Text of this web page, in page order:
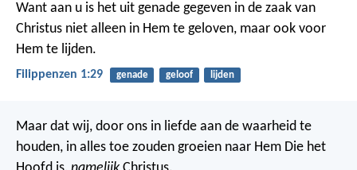
Want aan u is het uit genade gegeven in de zaak van
Christus niet alleen in Hem te geloven, maar ook voor
Hem te lijden.
Filippenzen 1:29 genade geloof lijden
Maar dat wij, door ons in liefde aan de waarheid te
houden, in alles toe zouden groeien naar Hem Die het